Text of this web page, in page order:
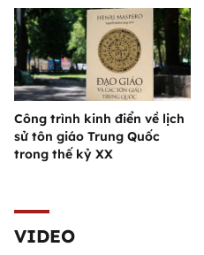
Công trình kinh điển về lịch
sử tôn giáo Trung Quốc
trong thế kỷ XX
VIDEO